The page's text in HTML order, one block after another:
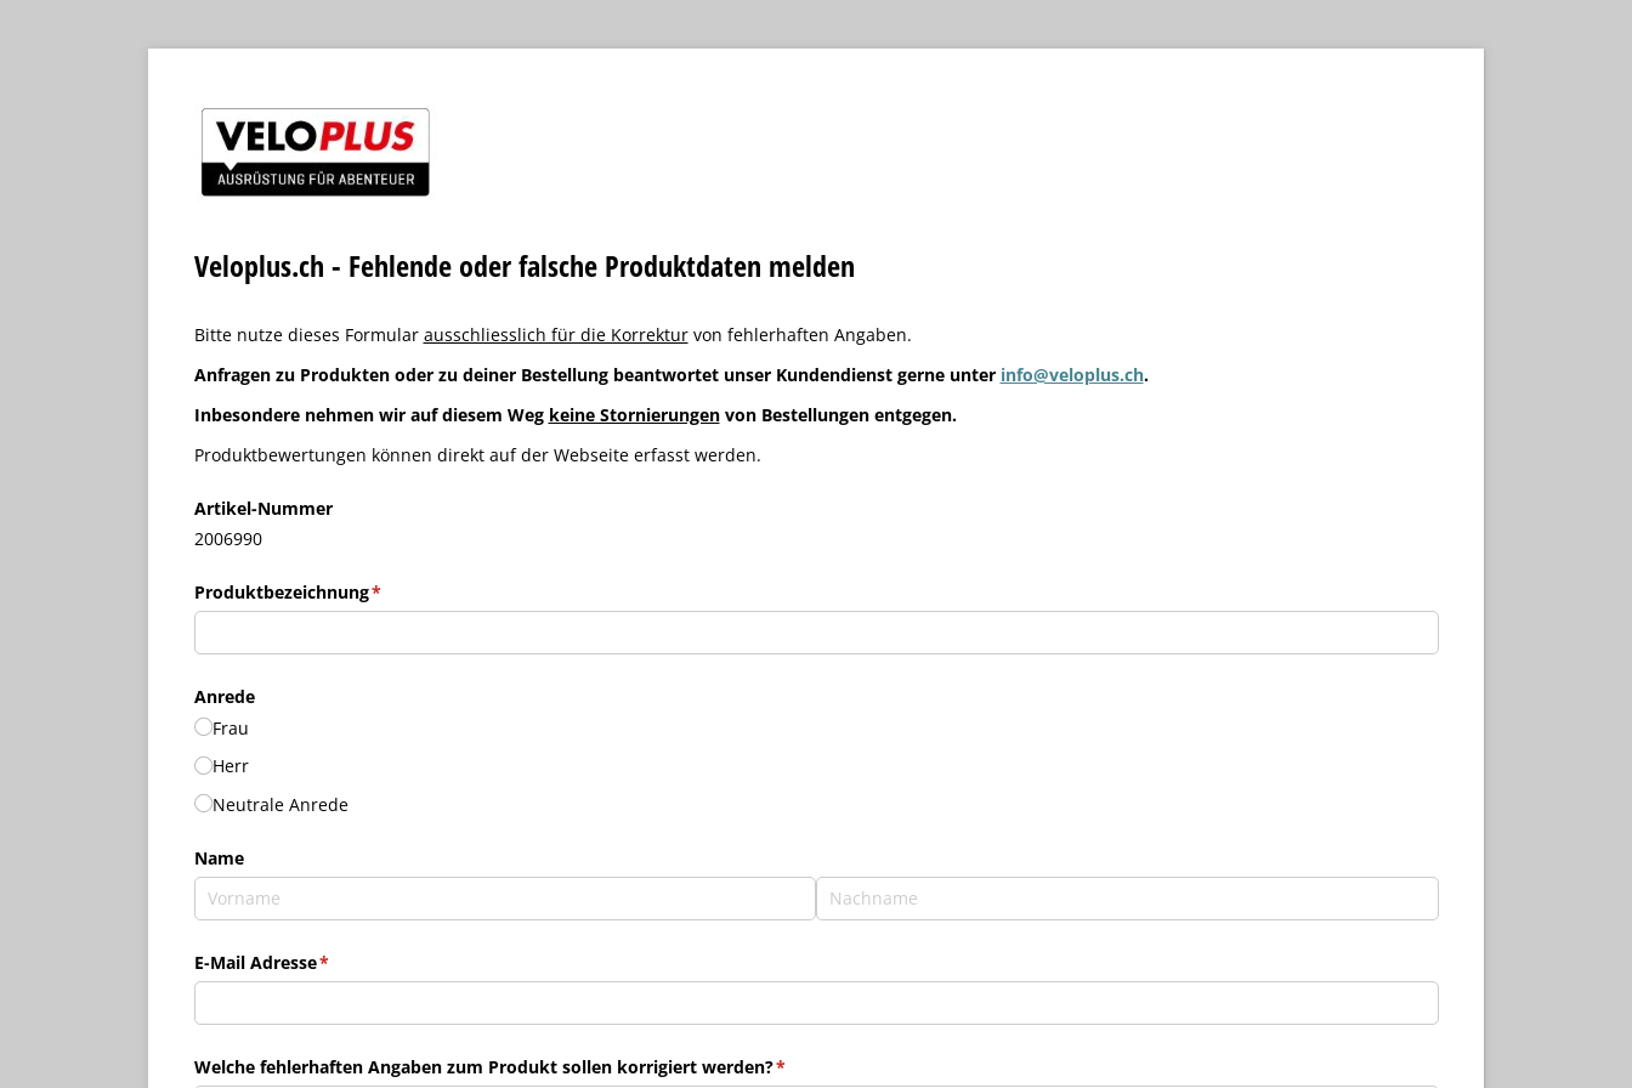
Veloplus.ch - Fehlende oder falsche Produktdaten melden
Bitte nutze dieses Formular ausschliesslich für die Korrekturvon fehlerhaften Angaben.
Anfragen zu Produkten oder zu deiner Bestellung beantwortet unser Kundendienst gerne unter info@veloplus.ch.
Inbesondere nehmen wir auf diesem Weg keine Stornierungenvon Bestellungen entgegen.
Produktbewertungen können direkt auf der Webseite erfasst werden.
Artikel-Nummer
2006990
Produktbezeichnung*
(erforderlich)
Anrede
Frau
Herr
Neutrale Anrede
Name
E-Mail Adresse*
(erforderlich)
Welche fehlerhaften Angaben zum Produkt sollen korrigiert werden?*
(erforderlich)